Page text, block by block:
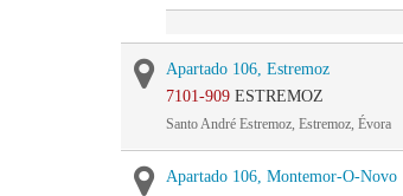
Apartado 106, Estremoz
7101-909 ESTREMOZ
Santo André Estremoz, Estremoz, Évora
Apartado 106, Montemor-O-Novo